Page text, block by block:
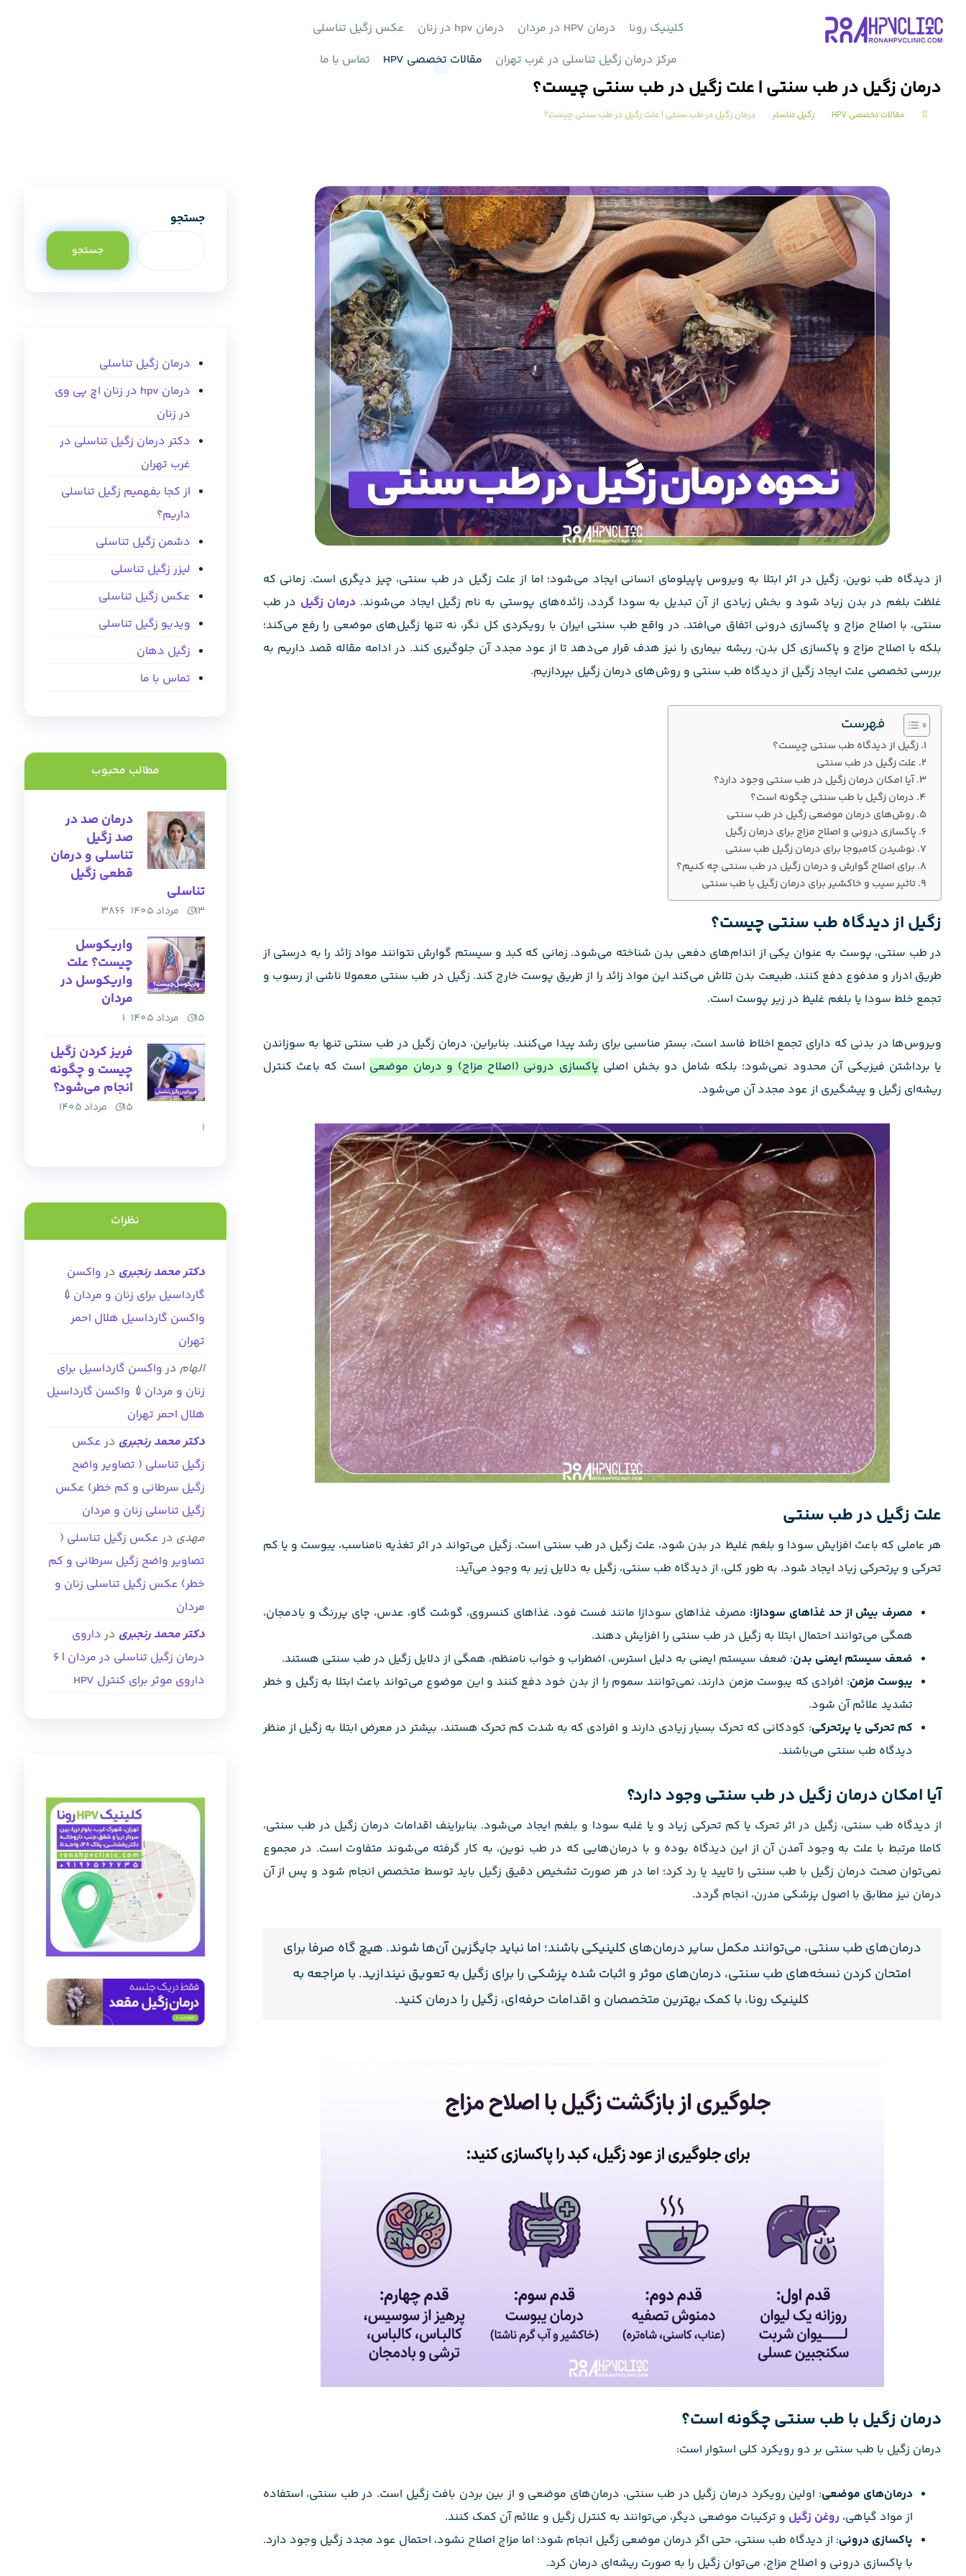
کلینیک رونا درمان HPV در مردان درمان hpv در زنان
عکس زگیل تناسلی
مرکز درمان زگیل تناسلی در غرب تهران
مقالات تخصصی HPV تماس با ما
درمان زگیل در طب سنتی | علت زگیل در طب سنتی چیست؟
مقالات تخصصی HPV زگیل تناسلی درمان زگیل در طب سنتی | علت زگیل در طب سنتی چیست؟
از دیدگاه طب نوین، زگیل در اثر ابتلا به ویروس پاپیلومای انسانی ایجاد می‌شود؛ اما از علت زگیل در طب سنتی، چیز دیگری است. زمانی که
غلظت بلغم در بدن زیاد شود و بخش زیادی از آن تبدیل به سودا گردد، زائده‌های پوستی به نام زگیل ایجاد می‌شوند. درمان زگیل در طب
سنتی، با اصلاح مزاج و پاکسازی درونی اتفاق می‌افتد. در واقع طب سنتی ایران با رویکردی کل نگر، نه تنها زگیل‌های موضعی را رفع می‌کند؛
بلکه با اصلاح مزاج و پاکسازی کل بدن، ریشه بیماری را نیز هدف قرار می‌دهد تا از عود مجدد آن جلوگیری کند. در ادامه مقاله قصد داریم به
بررسی تخصصی علت ایجاد زگیل از دیدگاه طب سنتی و روش‌های درمان زگیل بپردازیم.
فهرست
زگیل از دیدگاه طب سنتی چیست؟
علت زگیل در طب سنتی
آیا امکان درمان زگیل در طب سنتی وجود دارد؟
درمان زگیل با طب سنتی چگونه است؟
روش‌های درمان موضعی زگیل در طب سنتی
پاکسازی درونی و اصلاح مزاج برای درمان زگیل
نوشیدن کامبوجا برای درمان زگیل طب سنتی
برای اصلاح گوارش و درمان زگیل در طب سنتی چه کنیم؟
تاثیر سیب و خاکشیر برای درمان زگیل با طب سنتی
زگیل از دیدگاه طب سنتی چیست؟
در طب سنتی، پوست به عنوان یکی از اندام‌های دفعی بدن شناخته می‌شود. زمانی که کبد و سیستم گوارش نتوانند مواد زائد را به درستی از
طریق ادرار و مدفوع دفع کنند، طبیعت بدن تلاش می‌کند این مواد زائد را از طریق پوست خارج کند. زگیل در طب سنتی معمولا ناشی از رسوب و
تجمع خلط سودا یا بلغم غلیظ در زیر پوست است.
ویروس‌ها در بدنی که دارای تجمع اخلاط فاسد است، بستر مناسبی برای رشد پیدا می‌کنند. بنابراین، درمان زگیل در طب سنتی تنها به سوزاندن
یا برداشتن فیزیکی آن محدود نمی‌شود؛ بلکه شامل دو بخش اصلی پاکسازی درونی (اصلاح مزاج) و درمان موضعی است که باعث کنترل
ریشه‌ای زگیل و پیشگیری از عود مجدد آن می‌شود.
علت زگیل در طب سنتی
هر عاملی که باعث افزایش سودا و بلغم غلیظ در بدن شود، علت زگیل در طب سنتی است. زگیل می‌تواند در اثر تغذیه نامناسب، یبوست و یا کم
تحرکی و پرتحرکی زیاد ایجاد شود. به طور کلی، از دیدگاه طب سنتی، زگیل به دلایل زیر به وجود می‌آید:
مصرف بیش از حد غذاهای سودازا: مصرف غذاهای سودازا مانند فست فود، غذاهای کنسروی، گوشت گاو، عدس، چای پررنگ و بادمجان،
همگی می‌توانند احتمال ابتلا به زگیل در طب سنتی را افزایش دهند.
ضعف سیستم ایمنی بدن: ضعف سیستم ایمنی به دلیل استرس، اضطراب و خواب نامنظم، همگی از دلایل زگیل در طب سنتی هستند.
یبوست مزمن: افرادی که یبوست مزمن دارند، نمی‌توانند سموم را از بدن خود دفع کنند و این موضوع می‌تواند باعث ابتلا به زگیل و خطر
تشدید علائم آن شود.
کم تحرکی یا پرتحرکی: کودکانی که تحرک بسیار زیادی دارند و افرادی که به شدت کم تحرک هستند، بیشتر در معرض ابتلا به زگیل از منظر
دیدگاه طب سنتی می‌باشند.
آیا امکان درمان زگیل در طب سنتی وجود دارد؟
از دیدگاه طب سنتی، زگیل در اثر تحرک یا کم تحرکی زیاد و یا غلبه سودا و بلغم ایجاد می‌شود. بنابراینف اقدامات درمان زگیل در طب سنتی،
کاملا مرتبط با علت به وجود آمدن آن از این دیدگاه بوده و با درمان‌هایی که در طب نوین، به کار گرفته می‌شوند متفاوت است. در مجموع
نمی‌توان صحت درمان زگیل با طب سنتی را تایید یا رد کرد؛ اما در هر صورت تشخیص دقیق زگیل باید توسط متخصص انجام شود و پس از آن
درمان نیز مطابق با اصول پزشکی مدرن، انجام گردد.
درمان‌های طب سنتی، می‌توانند مکمل سایر درمان‌های کلینیکی باشند؛ اما نباید جایگزین آن‌ها شوند. هیچ گاه صرفا برای
امتحان کردن نسخه‌های طب سنتی، درمان‌های موثر و اثبات شده پزشکی را برای زگیل به تعویق نیندازید. با مراجعه به
کلینیک رونا، با کمک بهترین متخصصان و اقدامات حرفه‌ای، زگیل را درمان کنید.
درمان زگیل با طب سنتی چگونه است؟
درمان زگیل با طب سنتی بر دو رویکرد کلی استوار است:
درمان‌های موضعی: اولین رویکرد درمان زگیل در طب سنتی، درمان‌های موضعی و از بین بردن بافت زگیل است. در طب سنتی، استفاده
از مواد گیاهی، روغن زگیل و ترکیبات موضعی دیگر، می‌توانند به کنترل زگیل و علائم آن کمک کنند.
پاکسازی درونی: از دیدگاه طب سنتی، حتی اگر درمان موضعی زگیل انجام شود؛ اما مزاج اصلاح نشود، احتمال عود مجدد زگیل وجود دارد.
با پاکسازی درونی و اصلاح مزاج، می‌توان زگیل را به صورت ریشه‌ای درمان کرد.
جستجو
جستجو
درمان زگیل تناسلی
درمان hpv در زنان اچ پی وی
در زنان
دکتر درمان زگیل تناسلی در
غرب تهران
از کجا بفهمیم زگیل تناسلی
داریم؟
دشمن زگیل تناسلی
لیزر زگیل تناسلی
عکس زگیل تناسلی
ویدیو زگیل تناسلی
زگیل دهان
تماس با ما
مطالب محبوب
درمان صد در
صد زگیل
تناسلی و درمان
قطعی زگیل
تناسلی
13 مرداد 1405 3866
واریکوسل
چیست؟ علت
واریکوسل در
مردان
15 مرداد 1405 1
فریز کردن زگیل
چیست و چگونه
انجام می‌شود؟
15 مرداد 1405
1
نظرات
دکتر محمد رنجبری در واکسن
گارداسیل برای زنان و مردان💉
واکسن گارداسیل هلال احمر
تهران
الهام در واکسن گارداسیل برای
زنان و مردان💉 واکسن گارداسیل
هلال احمر تهران
دکتر محمد رنجبری در عکس
زگیل تناسلی ( تصاویر واضح
زگیل سرطانی و کم خطر) عکس
زگیل تناسلی زنان و مردان
مهدی در عکس زگیل تناسلی (
تصاویر واضح زگیل سرطانی و کم
خطر) عکس زگیل تناسلی زنان و
مردان
دکتر محمد رنجبری در داروی
درمان زگیل تناسلی در مردان | ۶
داروی موثر برای کنترل HPV